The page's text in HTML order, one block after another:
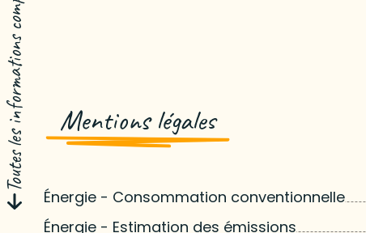
Toutes les informations complémentaires Mentions légales
Énergie - Consommation conventionnelle
Énergie - Estimation des émissions